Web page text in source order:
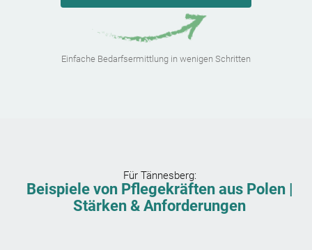
Einfache Bedarfsermittlung in wenigen Schritten
Für Tännesberg:
Beispiele von Pflegekräften aus Polen |
Stärken & Anforderungen